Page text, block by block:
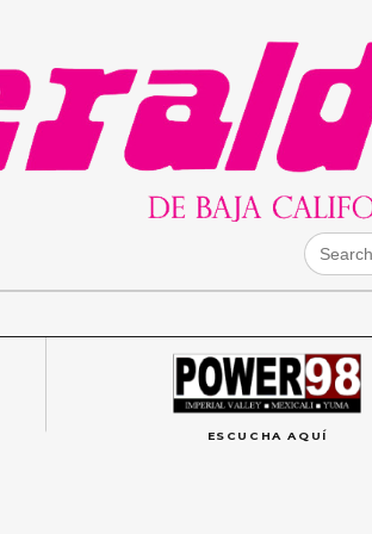
Search
for:
ESCUCHA AQUÍ